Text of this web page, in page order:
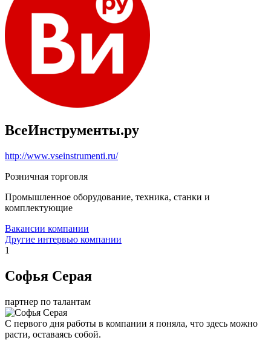
ВсеИнструменты.ру
http://www.vseinstrumenti.ru/
Розничная торговля
Промышленное оборудование, техника, станки и
комплектующие
Вакансии компании
Другие интервью компании
1
Софья Серая
партнер по талантам
С первого дня работы в компании я поняла, что здесь можно
расти, оставаясь собой.